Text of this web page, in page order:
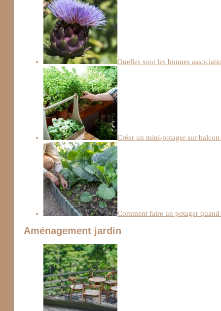
Quelles sont les bonnes
Créer un mini-potager sur
Comment faire un potager
Aménagement jardin